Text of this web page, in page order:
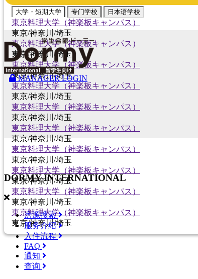
大学・短期大学 专门学校 日本语学校
東京料理大学（神楽板キャンパス）
東京/神奈川/埼玉
東京料理大学（神楽板キャンパス）
東京/神奈川/埼玉
東京料理大学（神楽板キャンパス）
東京/神奈川/埼玉
東京料理大学（神楽板キャンパス）
東京/神奈川/埼玉
東京料理大学（神楽板キャンパス）
東京/神奈川/埼玉
東京料理大学（神楽板キャンパス）
東京/神奈川/埼玉
東京料理大学（神楽板キャンパス）
東京/神奈川/埼玉
東京料理大学（神楽板キャンパス）
東京/神奈川/埼玉
東京料理大学（神楽板キャンパス）
東京/神奈川/埼玉
東京料理大学（神楽板キャンパス）
東京/神奈川/埼玉
MANAGER LOGIN
DORMY INTERNATIONAL
房源搜索
服务介绍
入住流程
FAQ
通知
查询